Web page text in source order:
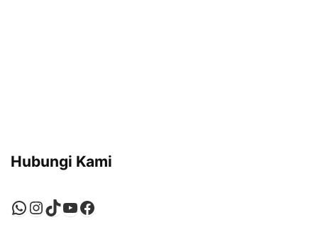
Hubungi Kami
WhatsApp
Instagram
TikTok
YouTube
Facebook